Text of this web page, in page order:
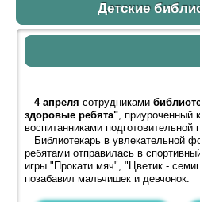
Детские
4 апреля сотрудниками
здоровые ребята", приуроченный
воспитанниками подготовительной
Библиотекарь в увлекательной
ребятами отправилась в
игры "Прокати мяч", "Цветик -
позабавил мальчишек и девчонок.